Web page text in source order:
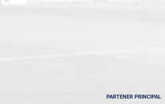
PARTENER PRINCIPAL